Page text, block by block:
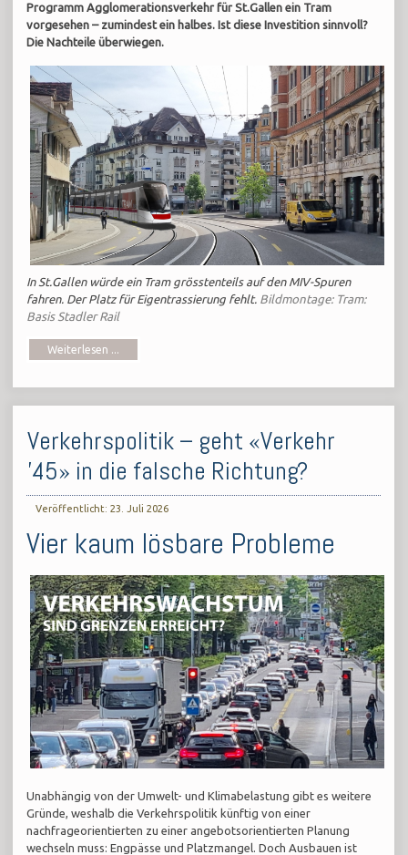
Programm Agglomerationsverkehr für St.Gallen ein Tram
vorgesehen – zumindest ein halbes. Ist diese Investition sinnvoll?
Die Nachteile überwiegen.
In St.Gallen würde ein Tram grösstenteils auf den MIV-Spuren
fahren. Der Platz für Eigentrassierung fehlt. Bildmontage: Tram:
Basis Stadler Rail
Weiterlesen ...
Verkehrspolitik – geht «Verkehr
'45» in die falsche Richtung?
Veröffentlicht: 23. Juli 2026
Vier kaum lösbare Probleme
Unabhängig von der Umwelt- und Klimabelastung gibt es weitere
Gründe, weshalb die Verkehrspolitik künftig von einer
nachfrageorientierten zu einer angebotsorientierten Planung
wechseln muss: Engpässe und Platzmangel. Doch Ausbauen ist